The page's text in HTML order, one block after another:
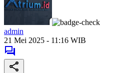
admin
21 Mei 2025 - 11:16 WIB